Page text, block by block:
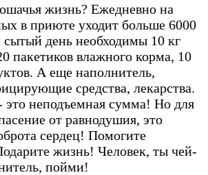
жизнь? Ежедневно на
в приюте уходит больше 6000
день необходимы 10 кг
пакетиков влажного корма, 10
А еще наполнитель,
средства, лекарства.
это неподъемная сумма! Но для
от равнодушия, это
сердец! Помогите
жизнь! Человек, ты чей-
пойми!